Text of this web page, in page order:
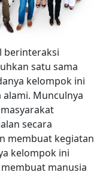
berinteraksi
satu sama
kelompok ini
Munculnya
secara
membuat kegiatan
kelompok ini
manusia